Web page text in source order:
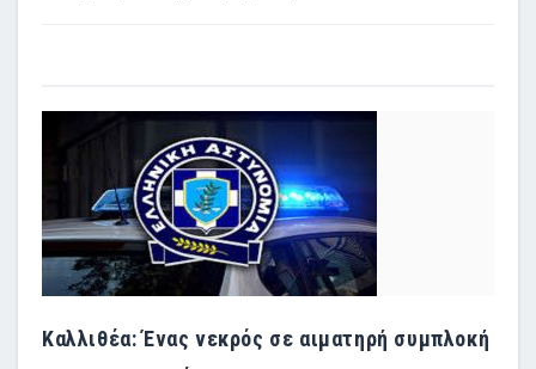
Καλλιθέα: Ένας νεκρός σε αιματηρή συμπλοκή